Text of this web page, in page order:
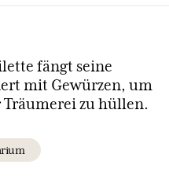
fängt seine
mit Gewürzen, um
zu hüllen.